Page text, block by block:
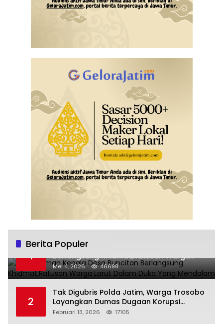
Berita Populer
1
Pemakaman Kepala Desa Buncitan
Berlangsung Khidmat,Ratusan Warga
Larut Dalam Duka Yang Mendalam
Mei 4, 2026 46698
2
Tak Digubris Polda Jatim, Warga Trosobo
Layangkan Dumas Dugaan Korupsi
Oknum DPRD Sidoarjo ke Kapolri
Februari 13, 2026 17105